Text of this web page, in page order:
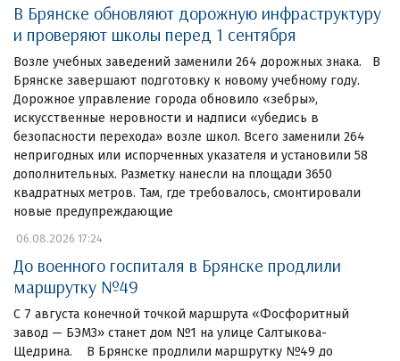
В Брянске обновляют дорожную инфраструктуру
и проверяют школы перед 1 сентября
Возле учебных заведений заменили 264 дорожных знака. В
Брянске завершают подготовку к новому учебному году.
Дорожное управление города обновило «зебры»,
искусственные неровности и надписи «убедись в
безопасности перехода» возле школ. Всего заменили 264
непригодных или испорченных указателя и установили 58
дополнительных. Разметку нанесли на площади 3650
квадратных метров. Там, где требовалось, смонтировали
новые предупреждающие
06.08.2026 17:24
До военного госпиталя в Брянске продлили
маршрутку №49
С 7 августа конечной точкой маршрута «Фосфоритный
завод — БЭМЗ» станет дом №1 на улице Салтыкова-
Щедрина. В Брянске продлили маршрутку №49 до